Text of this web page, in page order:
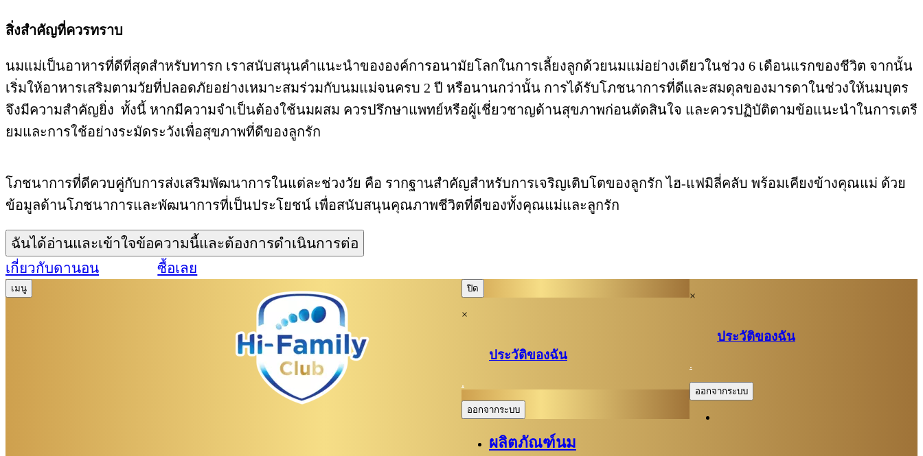
สิ่งสำคัญที่ควรทราบ
นมแม่เป็นอาหารที่ดีที่สุดสำหรับทารก เราสนับสนุนคำแนะนำขององค์การอนามัยโลกในการเลี้ยงลูกด้วยนมแม่อย่างเดียวในช่วง 6 เดือนแรกของชีวิต จากนั้น
เริ่มให้อาหารเสริมตามวัยที่ปลอดภัยอย่างเหมาะสมร่วมกับนมแม่จนครบ 2 ปี หรือนานกว่านั้น การได้รับโภชนาการที่ดีและสมดุลของมารดาในช่วงให้นมบุตร
จึงมีความสำคัญยิ่ง ทั้งนี้ หากมีความจำเป็นต้องใช้นมผสม ควรปรึกษาแพทย์หรือผู้เชี่ยวชาญด้านสุขภาพก่อนตัดสินใจ และควรปฏิบัติตามข้อแนะนำในการเตรี
ยมและการใช้อย่างระมัดระวังเพื่อสุขภาพที่ดีของลูกรัก
โภชนาการที่ดีควบคู่กับการส่งเสริมพัฒนาการในแต่ละช่วงวัย คือ รากฐานสำคัญสำหรับการเจริญเติบโตของลูกรัก ไฮ-แฟมิลี่คลับ พร้อมเคียงข้างคุณแม่ ด้วย
ข้อมูลด้านโภชนาการและพัฒนาการที่เป็นประโยชน์ เพื่อสนับสนุนคุณภาพชีวิตที่ดีของทั้งคุณแม่และลูกรัก
ฉันได้อ่านและเข้าใจข้อความนี้และต้องการดำเนินการต่อ
เกี่ยวกับดานอน
ซื้อเลย
เมนู ปิด
×
ประวัติของฉัน
.
ออกจากระบบ
ผลิตภัณฑ์นม
×
ประวัติของฉัน
.
ออกจากระบบ